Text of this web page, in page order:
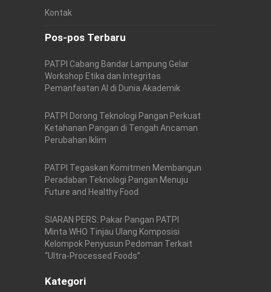
Kontak
Pos-pos Terbaru
PATPI Cabang Bandar Lampung Gelar
Workshop Etika dan Integritas
Pemanfaatan AI di Dunia Akademik
PATPI Dorong Teknologi Pangan Perkuat
Ketahanan Pangan di Tengah Ancaman
Perubahan Iklim
PATPI Tegaskan Komitmen Membangun
Peradaban Teknologi Pangan Menuju
Future and Healthy Food
SIARAN PERS: Pakar Pangan PATPI
Minta WHO Tinjau Ulang Komposisi
Kelompok Penyusun Pedoman Terkait
“Ultra-Processed Foods”
Kategori